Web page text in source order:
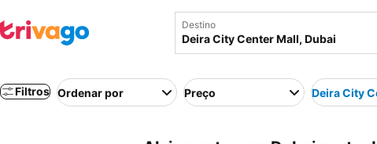
Destino
Filtros Ordenar por Preço Deira City